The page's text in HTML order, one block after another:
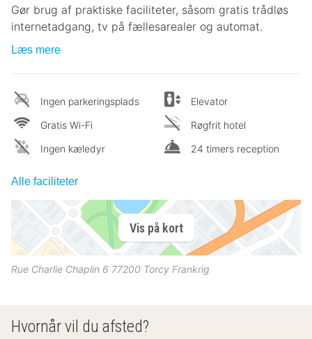
Gør brug af praktiske faciliteter, såsom gratis trådløs
internetadgang, tv på fællesarealer og automat.
Læs mere
Ingen parkeringsplads
Gratis Wi-Fi
Ingen kæledyr
Elevator
Røgfrit hotel
24 timers reception
Alle faciliteter
Vis på kort
Rue Charlie Chaplin 6 77200 Torcy Frankrig
Hvornår vil du afsted?